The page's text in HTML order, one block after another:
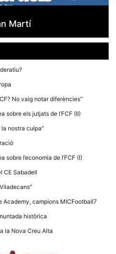
Martí
No vaig notar diferències”
sobre els jutjats de l’FCF (II)
nostra culpa”
sobre l’economia de l’FCF (I)
CE Sabadell
Academy, campions MICFootball7
històrica
la Nova Creu Alta
cookies no
opcionals,
necessàries
web.
Recopilem
dades
estadístiques
anònima d'ús